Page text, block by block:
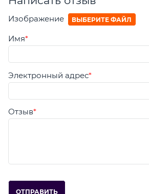
Изображение ВЫБЕРИТЕ ФАЙЛ
Имя
Электронный адрес
Отзыв